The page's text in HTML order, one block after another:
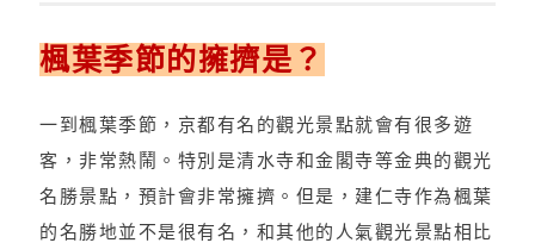
楓葉季節的擁擠是？
一到楓葉季節，京都有名的觀光景點就會有很多遊
客，非常熱鬧。特別是清水寺和金閣寺等金典的觀光
名勝景點，預計會非常擁擠。但是，建仁寺作為楓葉
的名勝地並不是很有名，和其他的人氣觀光景點相比